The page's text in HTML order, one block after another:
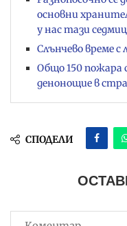
основни
у нас тази
Слънчево време с
Общо 150 пожара
денонощие в
СПОДЕЛИ